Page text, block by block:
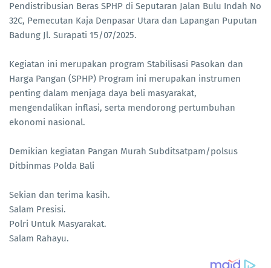
Pendistribusian Beras SPHP di Seputaran Jalan Bulu Indah No
32C, Pemecutan Kaja Denpasar Utara dan Lapangan Puputan
Badung Jl. Surapati 15/07/2025.
Kegiatan ini merupakan program Stabilisasi Pasokan dan
Harga Pangan (SPHP) Program ini merupakan instrumen
penting dalam menjaga daya beli masyarakat,
mengendalikan inflasi, serta mendorong pertumbuhan
ekonomi nasional.
Demikian kegiatan Pangan Murah Subditsatpam/polsus
Ditbinmas Polda Bali
Sekian dan terima kasih.
Salam Presisi.
Polri Untuk Masyarakat.
Salam Rahayu.